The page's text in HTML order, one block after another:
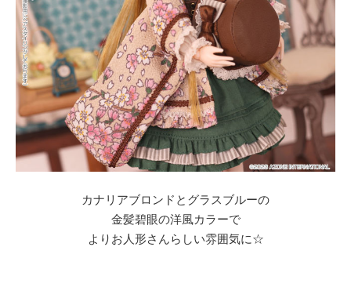
カナリアブロンド と グラスブルーの
金髪碧眼の洋風カラーで
よりお人形さんらしい雰囲気に☆